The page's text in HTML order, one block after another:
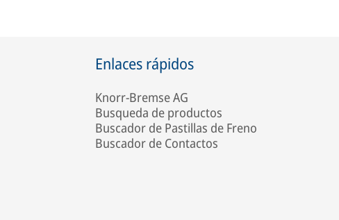
Enlaces rápidos
Knorr-Bremse AG
Busqueda de productos
Buscador de Pastillas de Freno
Buscador de Contactos